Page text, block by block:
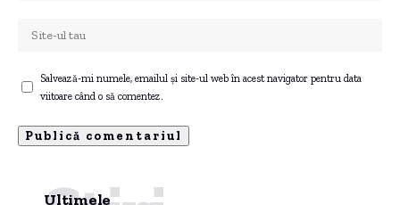
Salvează-mi numele, emailul și site-ul web în acest navigator pentru data
viitoare când o să comentez.
Ultimele